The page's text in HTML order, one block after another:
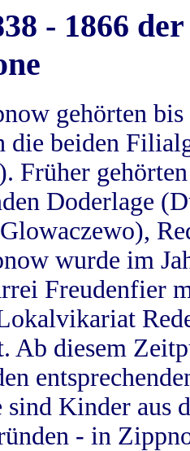
- 1866
gehörten
die beiden
Früher
Doderlage
wurde im
Freudenfier
Ab diesem
sind Kinder aus
- in